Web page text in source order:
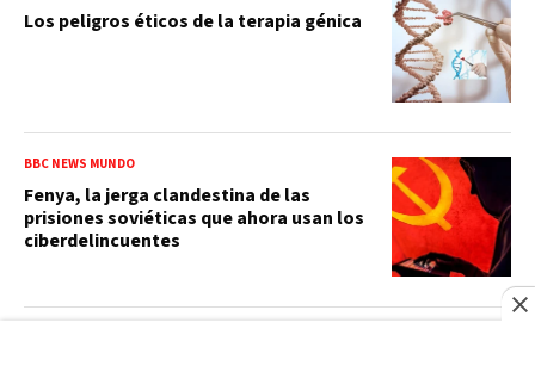
Los peligros éticos de la terapia génica
BBC NEWS MUNDO
Fenya, la jerga clandestina de las
prisiones soviéticas que ahora usan los
ciberdelincuentes